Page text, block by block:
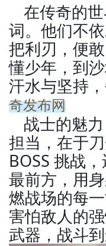
在传奇的
词。他们不
把利刃，便
懂少年，到
汗水与坚持
奇发布网
战士的魅
担当，在于
BOSS 挑战
最前方，用
燃战场的每
害怕敌人的
武器，战斗到